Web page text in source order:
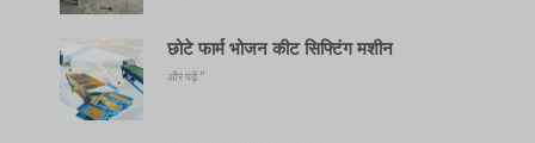
छोटे फार्म भोजन कीट सिफ्टिंग मशीन
और पढ़ें "